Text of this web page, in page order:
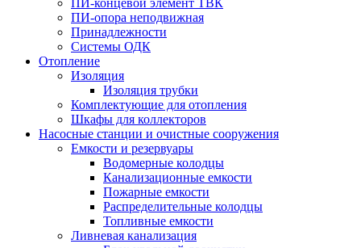
ПИ-концевой элемент ТВК
ПИ-опора неподвижная
Принадлежности
Системы ОДК
Отопление
Изоляция
Изоляция трубки
Комплектующие для отопления
Шкафы для коллекторов
Насосные станции и очистные сооружения
Емкости и резервуары
Водомерные колодцы
Канализационные емкости
Пожарные емкости
Распределительные колодцы
Топливные емкости
Ливневая канализация